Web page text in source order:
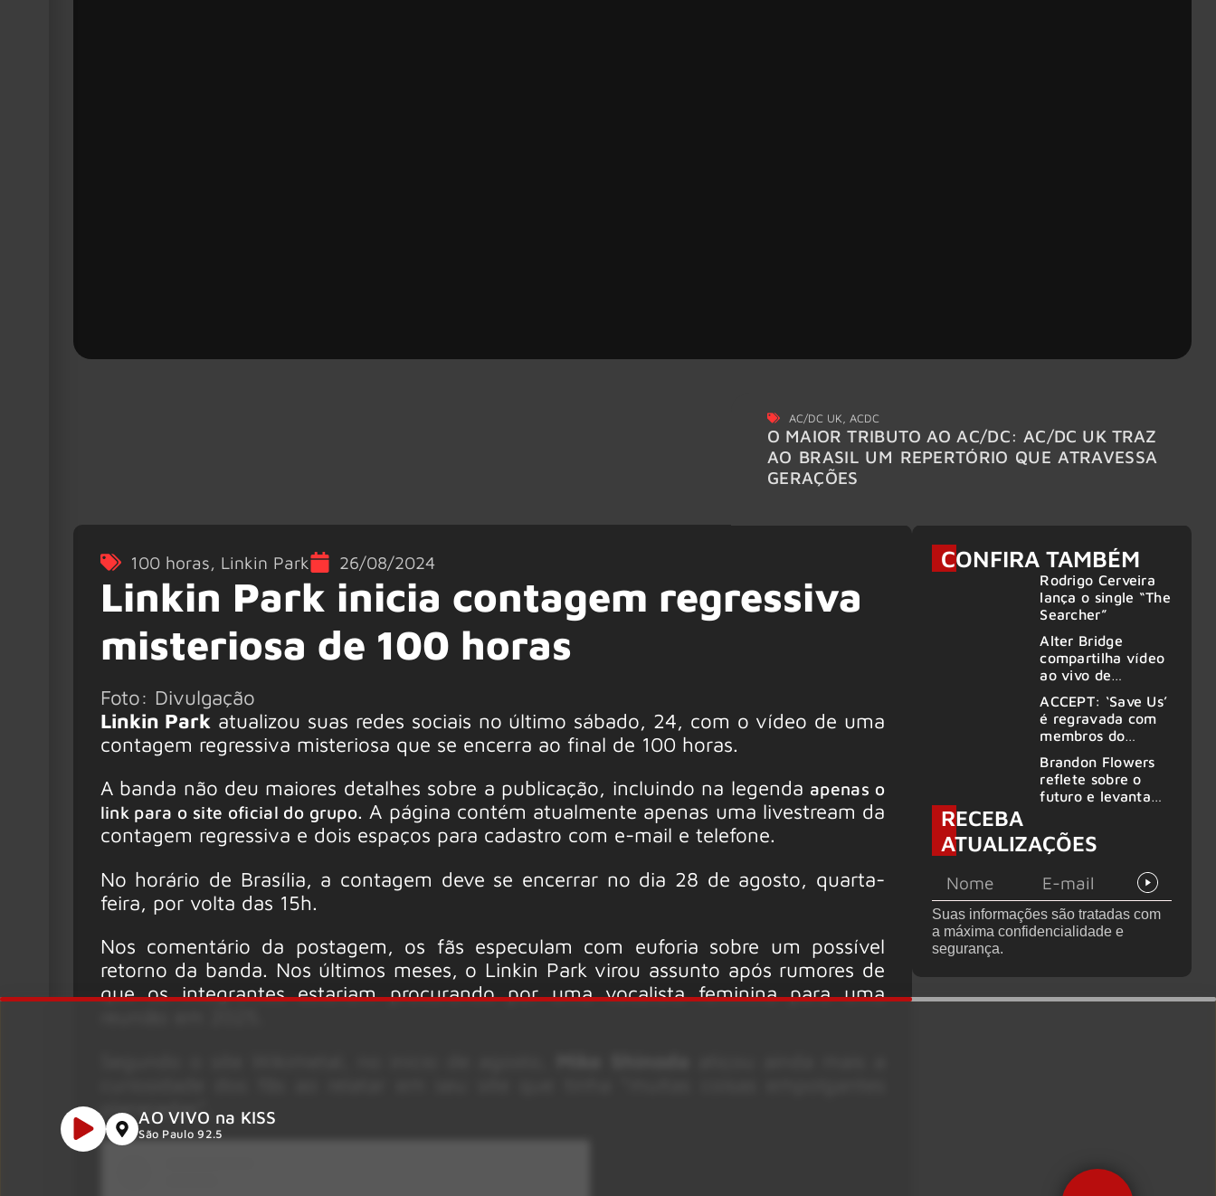
AC/DC UK ACDC
O MAIOR TRIBUTO AO AC/DC: AC/DC UK TRAZ
AO BRASIL UM REPERTÓRIO QUE ATRAVESSA
GERAÇÕES
100 horas, Linkin Park 26/08/2024
Linkin Park inicia contagem regressiva
misteriosa de 100 horas
Foto: Divulgação
Linkin Park atualizou suas redes sociais no último sábado, 24, com o vídeo de uma
contagem regressiva misteriosa que se encerra ao final de 100 horas.
A banda não deu maiores detalhes sobre a publicação, incluindo na legenda apenas o
link para o site oficial do grupo. A página contém atualmente apenas uma livestream da
contagem regressiva e dois espaços para cadastro com e-mail e telefone.
No horário de Brasília, a contagem deve se encerrar no dia 28 de agosto, quarta-
feira, por volta das 15h.
Nos comentário da postagem, os fãs especulam com euforia sobre um possível
retorno da banda. Nos últimos meses, o Linkin Park virou assunto após rumores de
que os integrantes estariam procurando por uma vocalista feminina para uma
planejadas”.
CONFIRA TAMBÉM
Rodrigo Cerveira
lança o single “The
Searcher”
Alter Bridge
compartilha vídeo
ao vivo de
no Rock am Ring
2026
ACCEPT: ‘Save Us’
é regravada com
membros do
GHOST e KORN
Brandon Flowers
reflete sobre o
futuro e levanta
deixar os palcos
RECEBA
ATUALIZAÇÕES
Suas informações são tratadas com
a máxima confidencialidade e
segurança.
AO VIVO na KISS
São Paulo 92.5